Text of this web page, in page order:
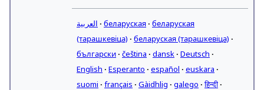
العربية∙беларуская∙беларуская
(тарашкевіца)∙беларуская (тарашкевіца)∙
български∙čeština∙dansk∙Deutsch∙
English∙Esperanto∙español∙euskara∙
suomi∙français∙Gàidhlig∙galego∙हिन्दी∙